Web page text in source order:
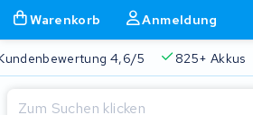
Warenkorb Anmeldung
4,6/5 825+ Akkus